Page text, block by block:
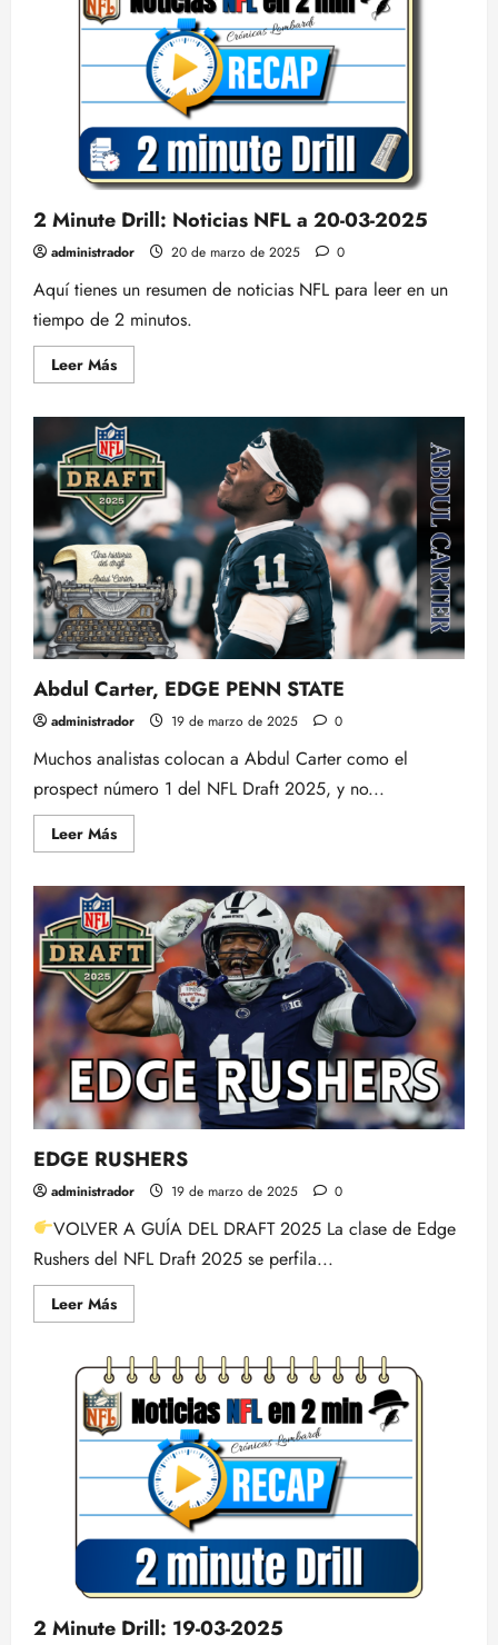
para
analizar
OFFSEASON.
Especial
STEELERS.
PODCAST
NFL
2 Minute Drill: Noticias NFL a 20-03-2025
administrador 20 de marzo de 2025 0
Aquí tienes un resumen de noticias NFL para leer en un
tiempo de 2 minutos.
Leer MásLeer
más
2
Minute
Drill:
Noticias
NFL
a
20-
03-
2025
Abdul Carter, EDGE PENN STATE
administrador 19 de marzo de 2025 0
Muchos analistas colocan a Abdul Carter como el
prospect número 1 del NFL Draft 2025, y no...
Leer MásLeer
más
Abdul
Carter,
EDGE
PENN
STATE
EDGE RUSHERS
administrador 19 de marzo de 2025 0
VOLVER A GUÍA DEL DRAFT 2025 La clase de Edge
Rushers del NFL Draft 2025 se perfila...
Leer MásLeer
más
EDGE
RUSHERS
2 Minute Drill: 19-03-2025